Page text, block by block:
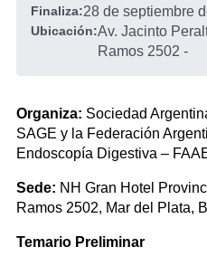
Finaliza:28 de septiembre
Ubicación:Av. Jacinto
Ramos 2502 -
Organiza: Sociedad
SAGE y la Federación
Endoscopía Digestiva –
Sede: NH Gran Hotel
Ramos 2502, Mar del Plata,
Temario Preliminar